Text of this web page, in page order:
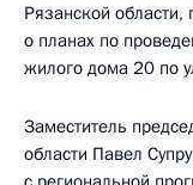
Рязанской
о планах по
жилого дома 20 по
Заместитель
области Павел